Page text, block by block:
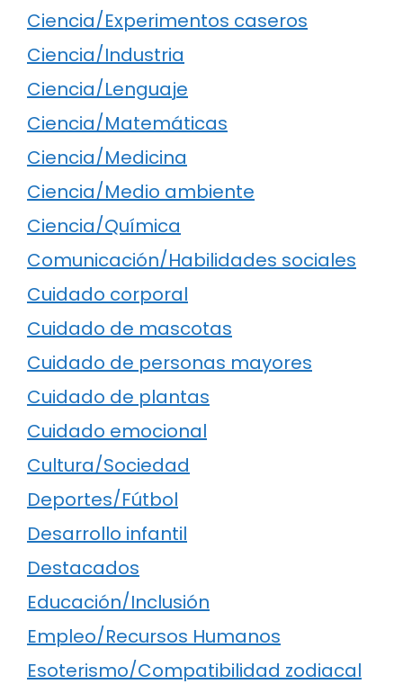
Ciencia/Experimentos caseros
Ciencia/Industria
Ciencia/Lenguaje
Ciencia/Matemáticas
Ciencia/Medicina
Ciencia/Medio ambiente
Ciencia/Química
Comunicación/Habilidades sociales
Cuidado corporal
Cuidado de mascotas
Cuidado de personas mayores
Cuidado de plantas
Cuidado emocional
Cultura/Sociedad
Deportes/Fútbol
Desarrollo infantil
Destacados
Educación/Inclusión
Empleo/Recursos Humanos
Esoterismo/Compatibilidad zodiacal